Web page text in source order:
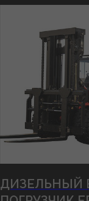
ДИЗЕЛЬНЫЙ